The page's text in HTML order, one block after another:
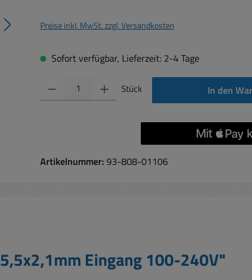
Preise inkl. MwSt. zzgl. Versandkosten
Sofort verfügbar, Lieferzeit: 2-4 Tage
Produkt Anzahl: Gib den gewünschten Wert ein oder
Stück In den
Artikelnummer: 93-808-01106
Eingang 100-240V"